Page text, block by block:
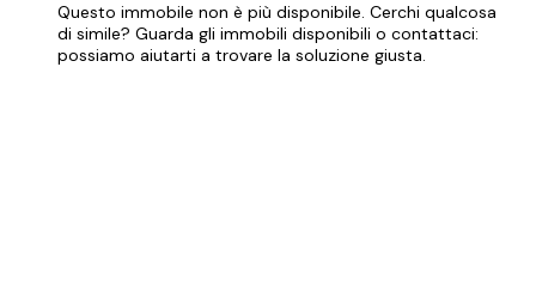
Questo immobile non è più disponibile. Cerchi qualcosa
di simile? Guarda gli immobili disponibili o contattaci:
possiamo aiutarti a trovare la soluzione giusta.